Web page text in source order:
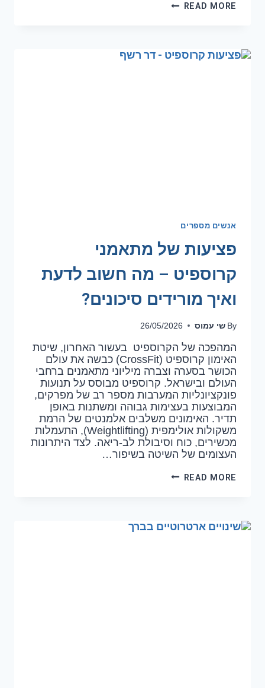
READ MORE
אנשים מספרים
פציעות של מתאמני
קרוספיט – מה חשוב לדעת
ואיך מורידים סיכונים?
By שי עמוס 26/05/2026
המהפכה של הקרוספיט בעשור האחרון, שיטת
האימון קרוספיט (CrossFit) כבשה את עולם
הכושר בסערה וצברה מיליוני מתאמנים ברחבי
העולם ובישראל. קרוספיט מבוסס על תנועות
פונקציונליות המערבות מספר רב של מפרקים,
המבוצעות בעצימות גבוהה ומשתנות באופן
תדיר. האימונים משלבים אלמנטים של הרמת
משקולות אולימפית (Weightlifting), התעמלות
מכשירים, כוח וסיבולת לב-ריאה. לצד היתרונות
העצומים של השיטה בשיפור…
READ MORE